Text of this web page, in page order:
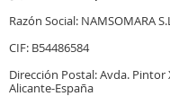
Razón Social: NAMSOMARA
CIF: B54486584
Dirección Postal: Avda. Pintor
Alicante-España